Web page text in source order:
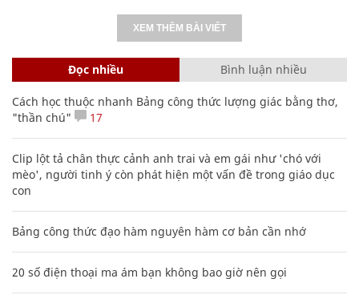
XEM THÊM BÀI VIẾT
Đọc nhiều Bình luận nhiều
Cách học thuộc nhanh Bảng công thức lượng giác bằng thơ,
"thần chú"
17
Clip lột tả chân thực cảnh anh trai và em gái như 'chó với
mèo', người tinh ý còn phát hiện một vấn đề trong giáo dục
con
Bảng công thức đạo hàm nguyên hàm cơ bản cần nhớ
20 số điện thoại ma ám bạn không bao giờ nên gọi